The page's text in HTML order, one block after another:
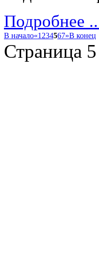
Подробнее
В начало«1 234567»В конец
Страница